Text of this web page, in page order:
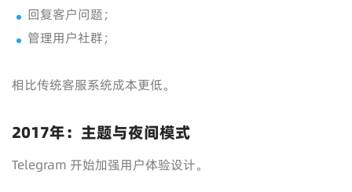
回复客户问题；
管理用户社群；
相比传统客服系统成本更低。
2017年：主题与夜间模式
Telegram 开始加强用户体验设计。